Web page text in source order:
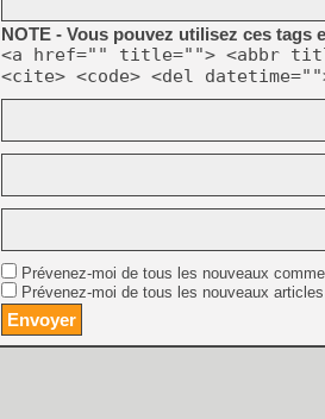
NOTE - Vous pouvez utilisez ces tags
<a href="" title=""> <abbr
<cite> <code> <del
Prévenez-moi de tous les nouveaux
Prévenez-moi de tous les nouveaux